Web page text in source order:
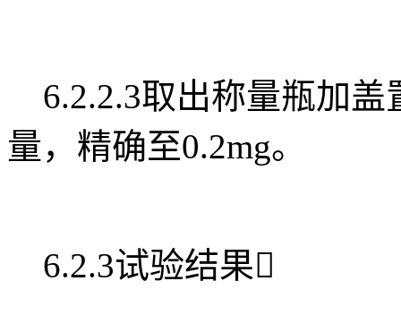
6.2.2.3取出称量瓶加盖
量，精确至0.2mg。
6.2.3试验结果